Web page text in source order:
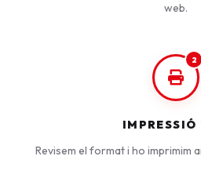
web.
2
IMPRESSIÓ
Revisem el format i ho imprimim